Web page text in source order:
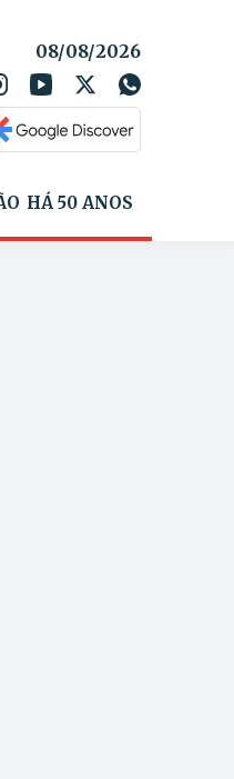
08/08/2026
HÁ 50 ANOS